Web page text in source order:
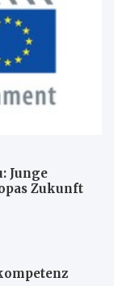
Junge
Zukunft